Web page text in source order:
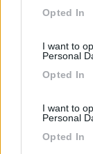
use your data
Opted In
I want to
Personal
Opted In
I want to
Personal
Opted In
27